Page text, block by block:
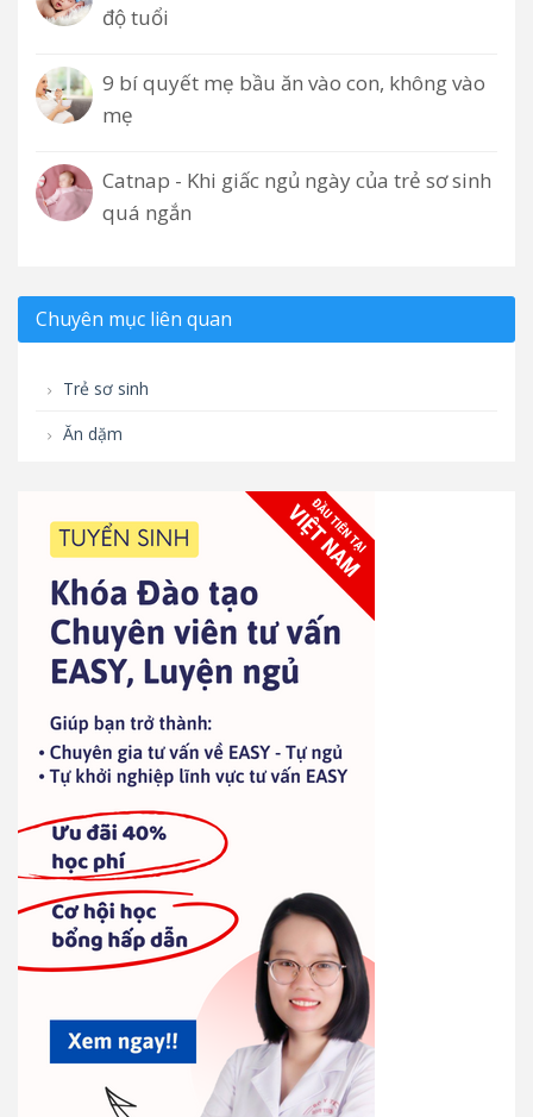
độ tuổi
9 bí quyết mẹ bầu ăn vào con, không vào
mẹ
Catnap - Khi giấc ngủ ngày của trẻ sơ sinh
quá ngắn
Chuyên mục liên quan
Trẻ sơ sinh
Ăn dặm